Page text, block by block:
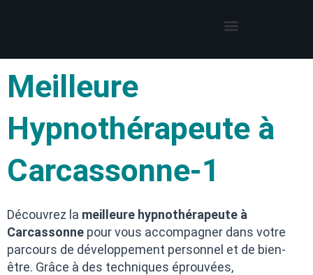
Meilleure
Hypnothérapeute à
Carcassonne-1
Découvrez la meilleure hypnothérapeute à
Carcassonne pour vous accompagner dans votre
parcours de développement personnel et de bien-
être. Grâce à des techniques éprouvées,